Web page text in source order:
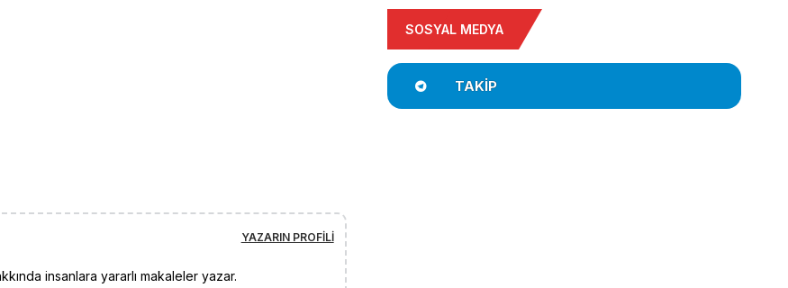
insanlara yararlı makaleler yazar.
YAZARIN PROFILI
SOSYAL MEDYA
TAKIP